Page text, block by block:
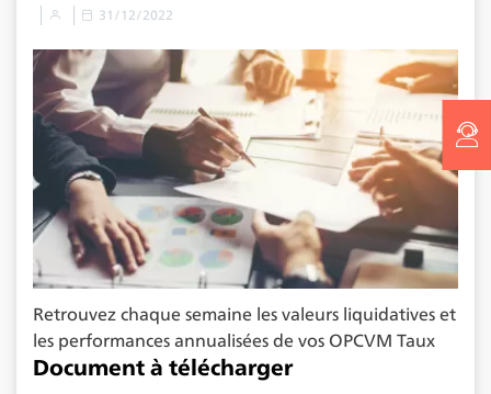
31/12/2022
Retrouvez chaque semaine les valeurs liquidatives et
les performances annualisées de vos OPCVM Taux
Document à télécharger